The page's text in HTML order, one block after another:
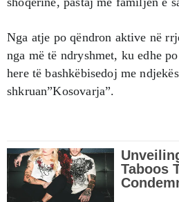
Nga atje po qëndron aktive në
nga më të ndryshmet, ku edhe
here të bashkëbisedoj me
shkruan”Kosovarja”.